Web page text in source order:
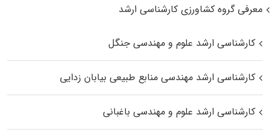
معرفی گروه کشاورزی کارشناسی ارشد
کارشناسی ارشد علوم و مهندسی جنگل
کارشناسی ارشد مهندسی منابع طبیعی بیابان زدایی
کارشناسی ارشد علوم و مهندسی باغبانی